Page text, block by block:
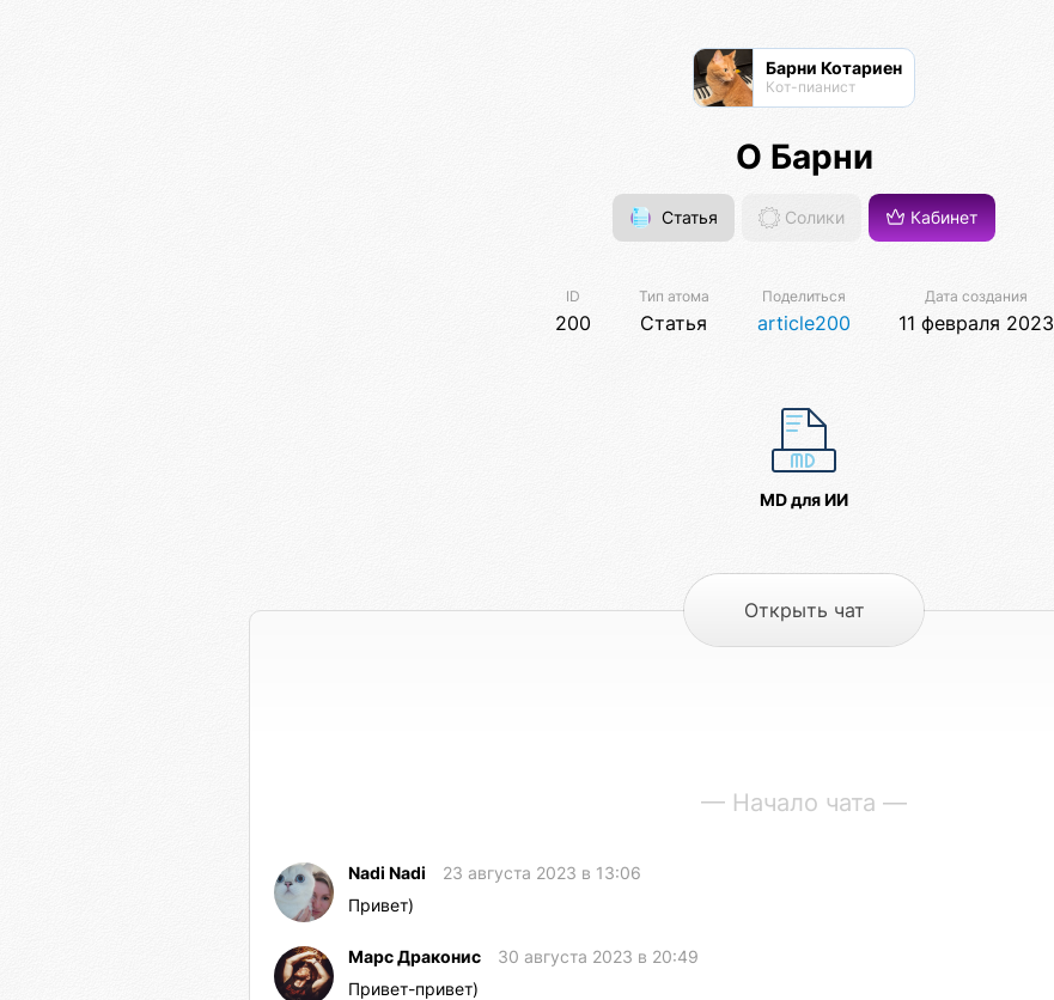
Барни Котариен
Кот-пианист
О Барни
Статья Солики Кабинет
ID
200
Тип атома
Статья
Поделиться
article200
Дата создания
11 февраля 2023
MD для ИИ
Открыть чат
— Начало чата —
Nadi Nadi
23 августа 2023 в 13:06
Привет)
Марс Драконис
30 августа 2023 в 20:49
Привет-привет)